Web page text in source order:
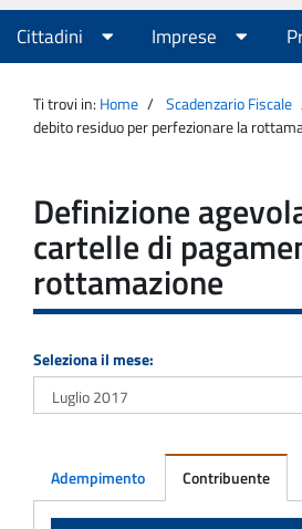
Agenzia
Entrate
Menu
principale
Cittadini Imprese
Ti trovi in: Home Scadenzario Fiscale
debito residuo per perfezionare la
Definizione
cartelle di
rottamazione
Seleziona il mese:
Adempimento Contribuente